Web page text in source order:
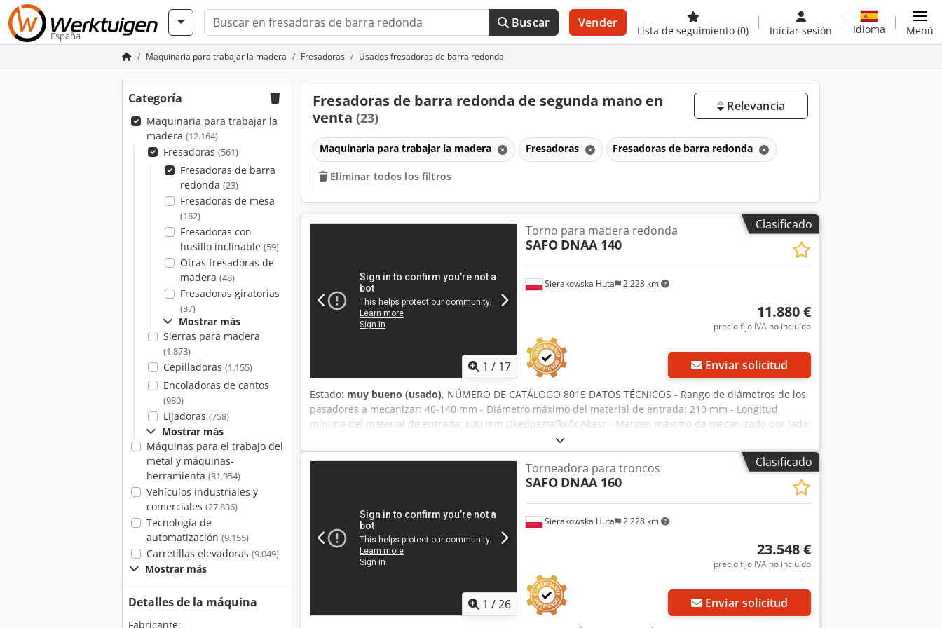
España
Buscar Vender
Lista de seguimiento (0) Iniciar sesión Idioma Menú
Maquinaria para trabajar la madera Fresadoras Usados fresadoras de barra redonda
Categoría
Maquinaria para trabajar la
madera (12.164)
Fresadoras (561)
Fresadoras de barra
redonda (23)
Fresadoras de mesa
(162)
Fresadoras con
husillo inclinable (59)
Otras fresadoras de
madera (48)
Fresadoras giratorias
(37)
Mostrar más
Sierras para madera
(1.873)
Cepilladoras (1.155)
Encoladoras de cantos
(980)
Lijadoras (758)
Mostrar más
Máquinas para el trabajo del
metal y máquinas-
herramienta (31.954)
Vehículos industriales y
comerciales (27.836)
Tecnología de
automatización (9.155)
Carretillas elevadoras (9.049)
Mostrar más
Detalles de la máquina
Fabricante:
Fresadoras de barra redonda de segunda mano en
venta (23)
Relevancia
Maquinaria para trabajar la madera Fresadoras Fresadoras de barra redonda
Eliminar todos los filtros
Clasificado
1 / 17
Sierakowska Huta 2.228 km
Torno para madera redonda
SAFO DNAA 140
11.880 €
precio fijo IVA no incluído
Enviar solicitud
Estado: muy bueno (usado), NÚMERO DE CATÁLOGO 8015 DATOS TÉCNICOS - Rango de diámetros de los
pasadores a mecanizar: 40-140 mm - Diámetro máximo del material de entrada: 210 mm - Longitud
mínima del material de entrada: 600 mm Dkedpsztafkofx Akasr - Margen máximo de mecanizado por lado:
30 mm - Casquillo instalado de 100 mm de diámetro - Motor de accionamiento del cabezal de corte: 18,5
kW - Avance: adelante/atrás - Motor de avance: 3,73 kW Secuencia: - Canal de alimentación - 6 rodillos de
tracción dentados - Cabezal de 4 cuchillas - 6 rodillos de tracción lisos de salida - Dimensiones
(largo/ancho/alto): 2600x1200x1390 mm - Peso: 1700 kg VENTAJAS - Fabricación polaca - Documentación
dependiendo del tipo de cambio a 4,20 EUR (Los precios pueden variar en función de las fluctuaciones del
tipo de cambio)
Clasificado
1 /26
Sierakowska Huta 2.228 km
Torneadora para troncos
SAFO DNAA 160
23.548 €
precio fijo IVA no incluído
Enviar solicitud